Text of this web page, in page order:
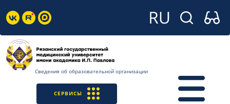
Сведения об образовательной организации
СЕРВИСЫ